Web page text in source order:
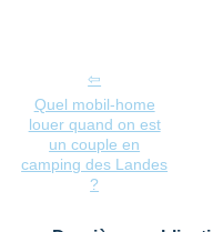
Quel mobil-home
louer quand on est
un couple en
camping des Landes
?